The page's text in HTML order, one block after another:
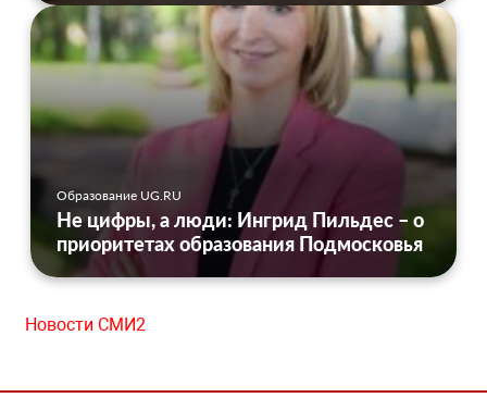
Образование UG.RU
Не цифры, а люди: Ингрид Пильдес – о
приоритетах образования Подмосковья
Новости СМИ2